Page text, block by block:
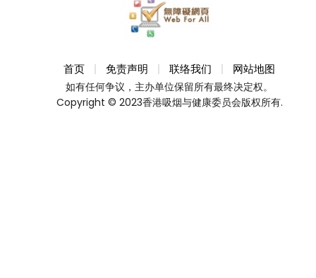
首页 免责声明 联络我们 网站地图
如有任何争议，主办单位保留所有最终决定权。
Copyright © 2023香港吸烟与健康委员会版权所有.